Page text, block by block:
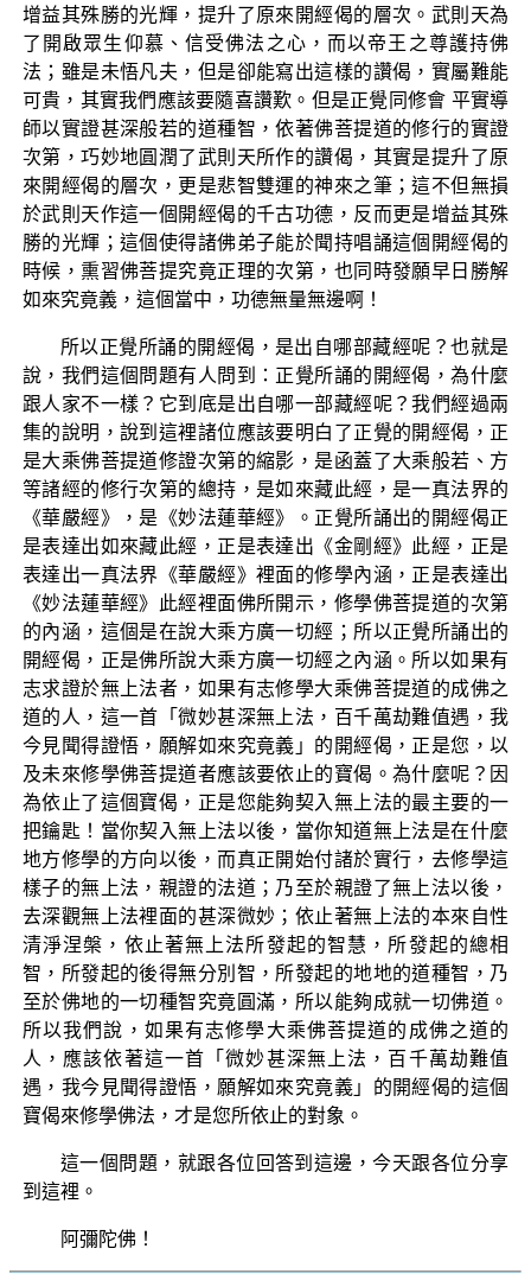
增益其殊勝的光輝，提升了原來開經偈的層次。武則天為
了開啟眾生仰慕、信受佛法之心，而以帝王之尊護持佛
法；雖是未悟凡夫，但是卻能寫出這樣的讚偈，實屬難能
可貴，其實我們應該要隨喜讚歎。但是正覺同修會 平實導
師以實證甚深般若的道種智，依著佛菩提道的修行的實證
次第，巧妙地圓潤了武則天所作的讚偈，其實是提升了原
來開經偈的層次，更是悲智雙運的神來之筆；這不但無損
於武則天作這一個開經偈的千古功德，反而更是增益其殊
勝的光輝；這個使得諸佛弟子能於聞持唱誦這個開經偈的
時候，熏習佛菩提究竟正理的次第，也同時發願早日勝解
如來究竟義，這個當中，功德無量無邊啊！
所以正覺所誦的開經偈，是出自哪部藏經呢？也就是
說，我們這個問題有人問到：正覺所誦的開經偈，為什麼
跟人家不一樣？它到底是出自哪一部藏經呢？我們經過兩
集的說明，說到這裡諸位應該要明白了正覺的開經偈，正
是大乘佛菩提道修證次第的縮影，是函蓋了大乘般若、方
等諸經的修行次第的總持，是如來藏此經，是一真法界的
《華嚴經》，是《妙法蓮華經》。正覺所誦出的開經偈正
是表達出如來藏此經，正是表達出《金剛經》此經，正是
表達出一真法界《華嚴經》裡面的修學內涵，正是表達出
《妙法蓮華經》此經裡面佛所開示，修學佛菩提道的次第
的內涵，這個是在說大乘方廣一切經；所以正覺所誦出的
開經偈，正是佛所說大乘方廣一切經之內涵。所以如果有
志求證於無上法者，如果有志修學大乘佛菩提道的成佛之
道的人，這一首「微妙甚深無上法，百千萬劫難值遇，我
今見聞得證悟，願解如來究竟義」的開經偈，正是您，以
及未來修學佛菩提道者應該要依止的寶偈。為什麼呢？因
為依止了這個寶偈，正是您能夠契入無上法的最主要的一
把鑰匙！當你契入無上法以後，當你知道無上法是在什麼
地方修學的方向以後，而真正開始付諸於實行，去修學這
樣子的無上法，親證的法道；乃至於親證了無上法以後，
去深觀無上法裡面的甚深微妙；依止著無上法的本來自性
清淨涅槃，依止著無上法所發起的智慧，所發起的總相
智，所發起的後得無分別智，所發起的地地的道種智，乃
至於佛地的一切種智究竟圓滿，所以能夠成就一切佛道。
所以我們說，如果有志修學大乘佛菩提道的成佛之道的
人，應該依著這一首「微妙甚深無上法，百千萬劫難值
遇，我今見聞得證悟，願解如來究竟義」的開經偈的這個
寶偈來修學佛法，才是您所依止的對象。
這一個問題，就跟各位回答到這邊，今天跟各位分享
到這裡。
阿彌陀佛！